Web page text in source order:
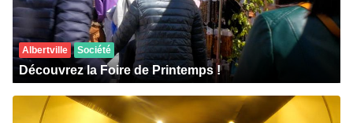
Albertville Société
Découvrez la Foire de Printemps !